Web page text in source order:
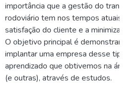
importância que a gestão do
rodoviário tem nos tempos atuais,
satisfação do cliente e a
O objetivo principal é demonstrar
implantar uma empresa desse
aprendizado que obtivemos na
(e outras), através de estudos.